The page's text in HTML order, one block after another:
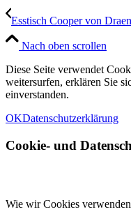
Esstisch Cooper von
Nach oben scrollen
Diese Seite verwendet
weitersurfen, erklären Sie
einverstanden.
OKDatenschutzerklärung
Cookie- und
Wie wir Cookies verwenden